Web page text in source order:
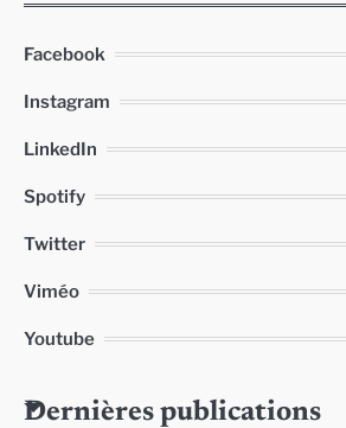
Facebook
Instagram
LinkedIn
Spotify
Twitter
Viméo
Youtube
Dernières publications